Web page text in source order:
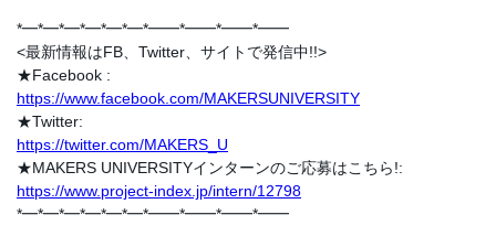
*━*━*━*━*━*━*━━*━━*━━*━━
<最新情報はFB、Twitter、サイトで発信中!!>
★Facebook :
https://www.facebook.com/MAKERSUNIVERSITY
★Twitter:
https://twitter.com/MAKERS_U
★MAKERS UNIVERSITYインターンのご応募はこちら!:
https://www.project-index.jp/intern/12798
*━*━*━*━*━*━*━━*━━*━━*━━